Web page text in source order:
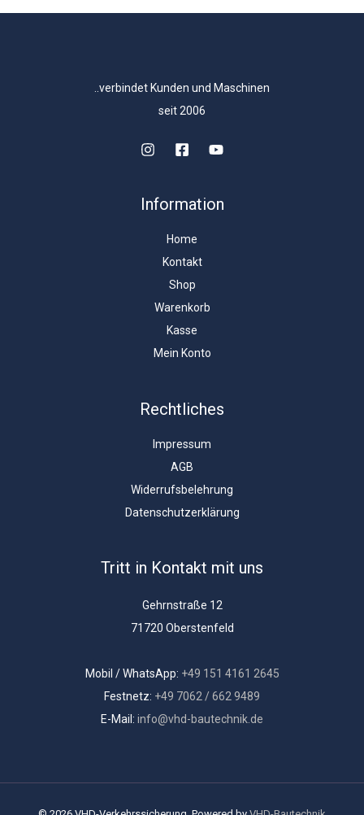
..verbindet Kunden und Maschinen
seit 2006
Information
Home
Kontakt
Shop
Warenkorb
Kasse
Mein Konto
Rechtliches
Impressum
AGB
Widerrufsbelehrung
Datenschutzerklärung
Tritt in Kontakt mit uns
Gehrnstraße 12
71720 Oberstenfeld
Mobil / WhatsApp: +49 151 4161 2645
Festnetz: +49 7062 / 662 9489
E-Mail: info@vhd-bautechnik.de